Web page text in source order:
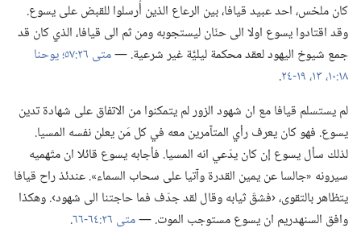
كان ملخس،‏ احد عبيد قيافا،‏ بين الرعاع الذين أُرسلوا للقبض على يسوع.‏
وقد اقتادوا يسوع اولا الى حنّان ليستجوبه ومن ثم الى قيافا،‏ الذي كان قد
جمع شيوخ اليهود لعقد محكمة ليليَّة غير شرعية.‏ —‏متى ٢٦:‏٥٧؛‏
يوحنا
١٨:‏١٠،‏
‏.‏
لم يستسلم قيافا مع ان شهود الزور لم يتمكنوا من الاتفاق على شهادة تدين
يسوع.‏ فهو كان يعرف رأي المتآمرين معه في كل مَن يعلن نفسه المسيا.‏
لذلك سأل يسوع إن كان يدّعي انه المسيا.‏ فأجابه يسوع قائلا ان متّهميه
سيرونه «جالسا عن يمين القدرة وآتيا على سحاب السماء».‏ عندئذ راح قيافا
يتظاهر بالتقوى،‏ ‹فشقّ ثيابه وقال لقد جدّف فما حاجتنا الى شهود›.‏ وهكذا
وافق السنهدريم ان يسوع مستوجب الموت.‏ —‏متى ٢٦:‏٦٤-‏٦٦
‏.‏